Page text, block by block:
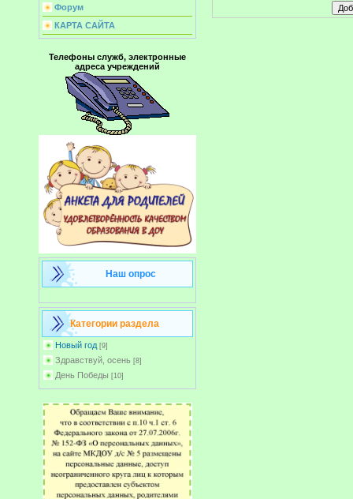
Форум
КАРТА САЙТА
Телефоны служб, электронные
адреса учреждений
Наш опрос
Категории раздела
Новый год [9]
Здравствуй, осень [8]
День Победы [10]